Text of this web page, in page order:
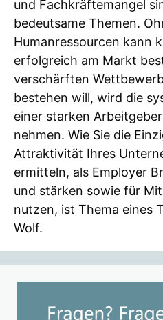
und Fachkräftemangel
bedeutsame Themen.
Humanressourcen kann
erfolgreich am Markt
verschärften
bestehen will, wird die
einer starken
nehmen. Wie Sie die
Attraktivität Ihres
ermitteln, als Employer
und stärken sowie für
nutzen, ist Thema eines
Wolf.